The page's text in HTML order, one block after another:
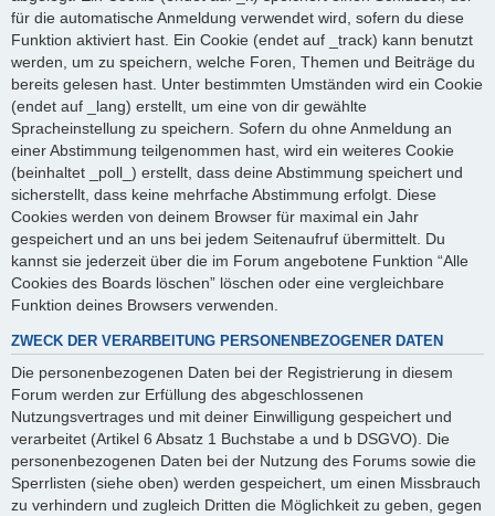
für die automatische Anmeldung verwendet wird, sofern du diese
Funktion aktiviert hast. Ein Cookie (endet auf _track) kann benutzt
werden, um zu speichern, welche Foren, Themen und Beiträge du
bereits gelesen hast. Unter bestimmten Umständen wird ein Cookie
(endet auf _lang) erstellt, um eine von dir gewählte
Spracheinstellung zu speichern. Sofern du ohne Anmeldung an
einer Abstimmung teilgenommen hast, wird ein weiteres Cookie
(beinhaltet _poll_) erstellt, dass deine Abstimmung speichert und
sicherstellt, dass keine mehrfache Abstimmung erfolgt. Diese
Cookies werden von deinem Browser für maximal ein Jahr
gespeichert und an uns bei jedem Seitenaufruf übermittelt. Du
kannst sie jederzeit über die im Forum angebotene Funktion “Alle
Cookies des Boards löschen” löschen oder eine vergleichbare
Funktion deines Browsers verwenden.
ZWECK DER VERARBEITUNG PERSONENBEZOGENER DATEN
Die personenbezogenen Daten bei der Registrierung in diesem
Forum werden zur Erfüllung des abgeschlossenen
Nutzungsvertrages und mit deiner Einwilligung gespeichert und
verarbeitet (Artikel 6 Absatz 1 Buchstabe a und b DSGVO). Die
personenbezogenen Daten bei der Nutzung des Forums sowie die
Sperrlisten (siehe oben) werden gespeichert, um einen Missbrauch
zu verhindern und zugleich Dritten die Möglichkeit zu geben, gegen